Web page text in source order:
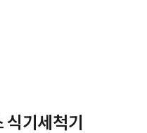
식기세척기